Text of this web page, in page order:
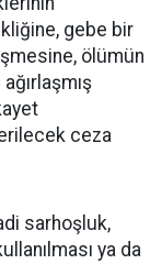
gebe bir
ölümün
ceza
sarhoşluk,
ya da